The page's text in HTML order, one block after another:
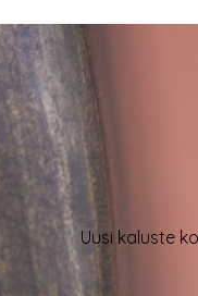
Uusi kaluste